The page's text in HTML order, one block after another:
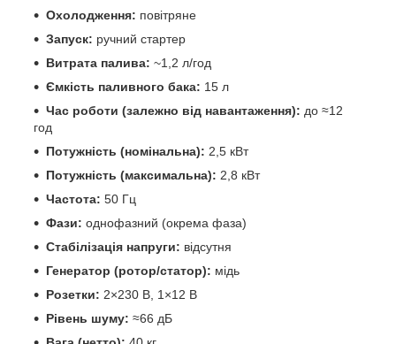
Охолодження: повітряне
Запуск: ручний стартер
Витрата палива: ~1,2 л/год
Ємкість паливного бака: 15 л
Час роботи (залежно від навантаження): до ≈12
год
Потужність (номінальна): 2,5 кВт
Потужність (максимальна): 2,8 кВт
Частота: 50 Гц
Фази: однофазний (окрема фаза)
Стабілізація напруги: відсутня
Генератор (ротор/статор): мідь
Розетки: 2×230 В, 1×12 В
Рівень шуму: ≈66 дБ